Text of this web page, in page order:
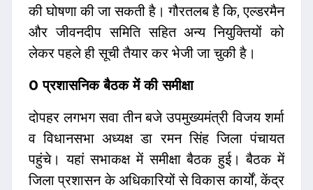
की घोषणा की जा सकती है। गौरतलब है कि, एल्डरमैन
और जीवनदीप समिति सहित अन्य नियुक्तियों को
लेकर पहले ही सूची तैयार कर भेजी जा चुकी है।
0 प्रशासनिक बैठक में की समीक्षा
दोपहर लगभग सवा तीन बजे उपमुख्यमंत्री विजय शर्मा
व विधानसभा अध्यक्ष डा रमन सिंह जिला पंचायत
पहुंचे। यहां सभाकक्ष में समीक्षा बैठक हुई। बैठक में
जिला प्रशासन के अधिकारियों से विकास कार्यों, केंद्र